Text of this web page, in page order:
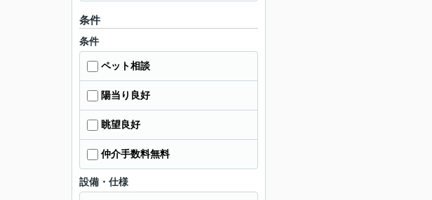
条件
条件
ペット相談
陽当り良好
眺望良好
仲介手数料無料
設備・仕様